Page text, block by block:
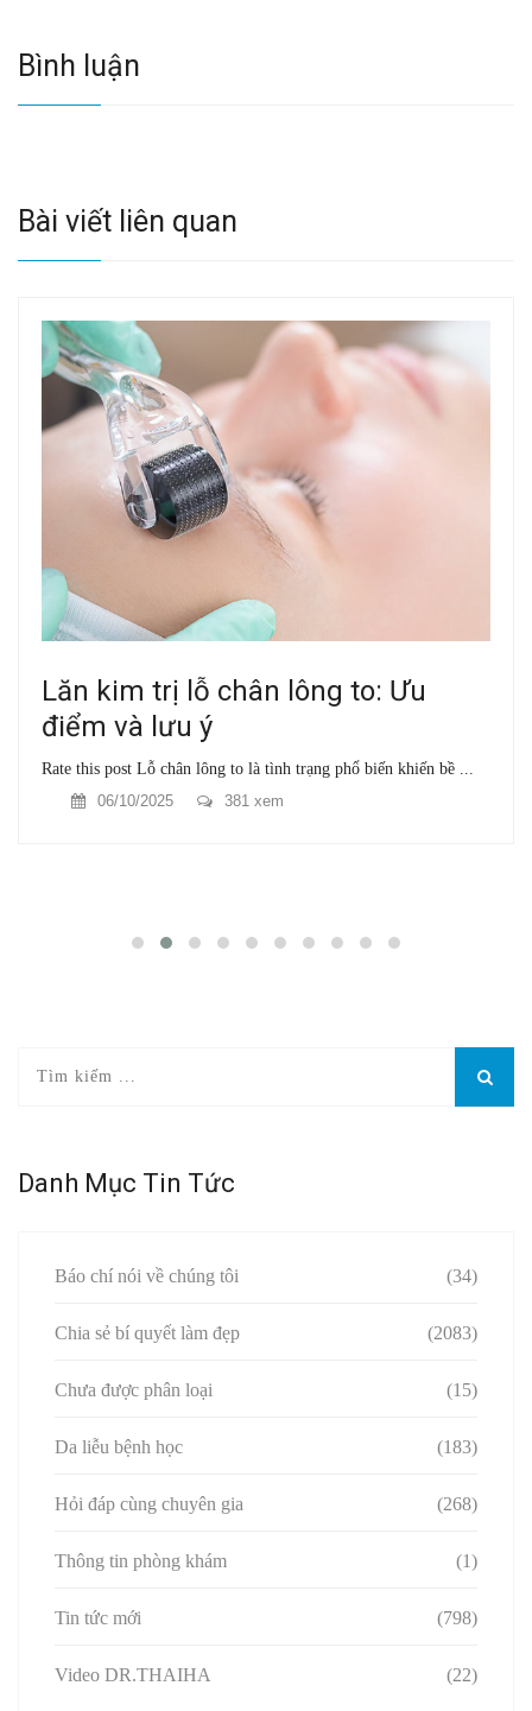
Bình luận
Bài viết liên quan
Lăn kim trị lỗ chân lông to: Ưu
điểm và lưu ý
Rate this post Lỗ chân lông to là tình trạng phổ biến khiến bề ...
06/10/2025
381 xem
Danh Mục Tin Tức
Báo chí nói về chúng tôi (34)
Chia sẻ bí quyết làm đẹp (2083)
Chưa được phân loại (15)
Da liễu bệnh học (183)
Hỏi đáp cùng chuyên gia (268)
Thông tin phòng khám (1)
Tin tức mới (798)
Video DR.THAIHA (22)